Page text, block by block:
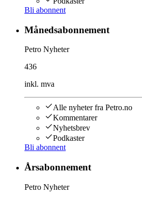
Bli abonnent
Månedsabonnement
Petro Nyheter
436
inkl. mva
Alle nyheter fra Petro.no
Kommentarer
Nyhetsbrev
Podkaster
Bli abonnent
Årsabonnement
Petro Nyheter